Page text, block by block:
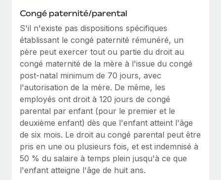
Congé paternité/parental
S'il n'existe pas dispositions spécifiques
établissant le congé paternité rémunéré, un
père peut exercer tout ou partie du droit au
congé maternité de la mère à l'issue du congé
post-natal minimum de 70 jours, avec
l'autorisation de la mère. De même, les
employés ont droit à 120 jours de congé
parental par enfant (pour le premier et le
deuxième enfant) dès que l'enfant atteint l'âge
de six mois. Le droit au congé parental peut être
pris en une ou plusieurs fois, et est indemnisé à
50 % du salaire à temps plein jusqu'à ce que
l'enfant atteigne l'âge de huit ans.